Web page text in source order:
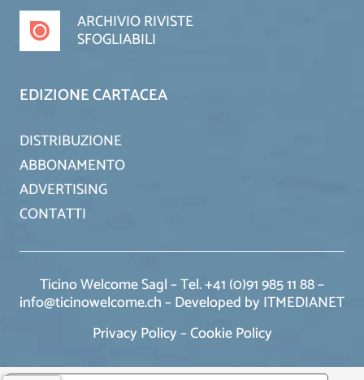
ARCHIVIO RIVISTE
SFOGLIABILI
EDIZIONE CARTACEA
DISTRIBUZIONE
ABBONAMENTO
ADVERTISING
CONTATTI
Ticino Welcome Sagl – Tel. +41 (0)91 985 11 88 –
info@ticinowelcome.ch –Developed by ITMEDIANET
Privacy Policy–Cookie Policy